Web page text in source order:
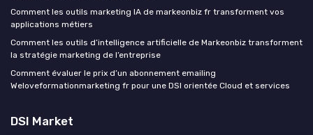
Comment les outils marketing IA de markeonbiz fr transforment vos
applications métiers
Comment les outils d’intelligence artificielle de Markeonbiz transforment
la stratégie marketing de l’entreprise
Comment évaluer le prix d’un abonnement emailing
Weloveformationmarketing fr pour une DSI orientée Cloud et services
DSI Market